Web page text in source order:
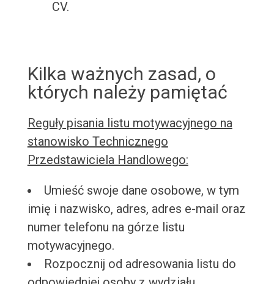
CV.
Kilka ważnych zasad, o
których należy pamiętać
Reguły pisania listu motywacyjnego na
stanowisko Technicznego
Przedstawiciela Handlowego:
Umieść swoje dane osobowe, w tym
imię i nazwisko, adres, adres e-mail oraz
numer telefonu na górze listu
motywacyjnego.
Rozpocznij od adresowania listu do